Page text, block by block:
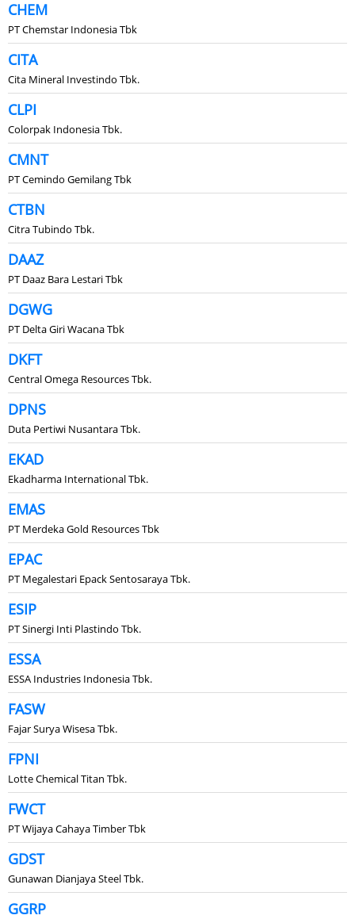
CHEM
PT Chemstar Indonesia Tbk
CITA
Cita Mineral Investindo Tbk.
CLPI
Colorpak Indonesia Tbk.
CMNT
PT Cemindo Gemilang Tbk
CTBN
Citra Tubindo Tbk.
DAAZ
PT Daaz Bara Lestari Tbk
DGWG
PT Delta Giri Wacana Tbk
DKFT
Central Omega Resources Tbk.
DPNS
Duta Pertiwi Nusantara Tbk.
EKAD
Ekadharma International Tbk.
EMAS
PT Merdeka Gold Resources Tbk
EPAC
PT Megalestari Epack Sentosaraya Tbk.
ESIP
PT Sinergi Inti Plastindo Tbk.
ESSA
ESSA Industries Indonesia Tbk.
FASW
Fajar Surya Wisesa Tbk.
FPNI
Lotte Chemical Titan Tbk.
FWCT
PT Wijaya Cahaya Timber Tbk
GDST
Gunawan Dianjaya Steel Tbk.
GGRP